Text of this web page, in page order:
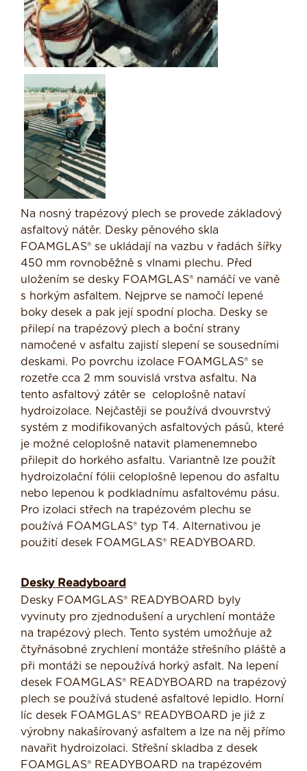
Na nosný trapézový plech se provede základový
asfaltový nátěr. Desky pěnového skla
FOAMGLAS® se ukládají na vazbu v řadách šířky
450 mm rovnoběžně s vlnami plechu. Před
uložením se desky FOAMGLAS® namáčí ve vaně
s horkým asfaltem. Nejprve se namočí lepené
boky desek a pak její spodní plocha. Desky se
přilepí na trapézový plech a boční strany
namočené v asfaltu zajistí slepení se sousedními
deskami. Po povrchu izolace FOAMGLAS® se
rozetře cca 2 mm souvislá vrstva asfaltu. Na
tento asfaltový zátěr se celoplošně nataví
hydroizolace. Nejčastěji se používá dvouvrstvý
systém z modifikovaných asfaltových pásů, které
je možné celoplošně natavit plamenemnebo
přilepit do horkého asfaltu. Variantně lze použít
hydroizolační fólii celoplošně lepenou do asfaltu
nebo lepenou k podkladnímu asfaltovému pásu.
Pro izolaci střech na trapézovém plechu se
používá FOAMGLAS® typ T4. Alternativou je
použití desek FOAMGLAS® READYBOARD.
Desky Readyboard
Desky FOAMGLAS® READYBOARD byly
vyvinuty pro zjednodušení a urychlení montáže
na trapézový plech. Tento systém umožňuje až
čtyřnásobné zrychlení montáže střešního pláště a
při montáži se nepoužívá horký asfalt. Na lepení
desek FOAMGLAS® READYBOARD na trapézový
plech se používá studené asfaltové lepidlo. Horní
líc desek FOAMGLAS® READYBOARD je již z
výrobny nakašírovaný asfaltem a lze na něj přímo
navařit hydroizolaci. Střešní skladba z desek
FOAMGLAS® READYBOARD na trapézovém